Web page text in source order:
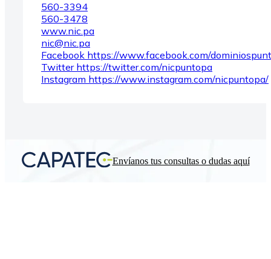
560-3394
560-3478
www.nic.pa
nic@nic.pa
Facebook https://www.facebook.com/
Twitter https://twitter.com/nicpuntopa
Instagram https://www.instagram.com/nicpuntopa/
Envíanos tus consultas o dudas aquí